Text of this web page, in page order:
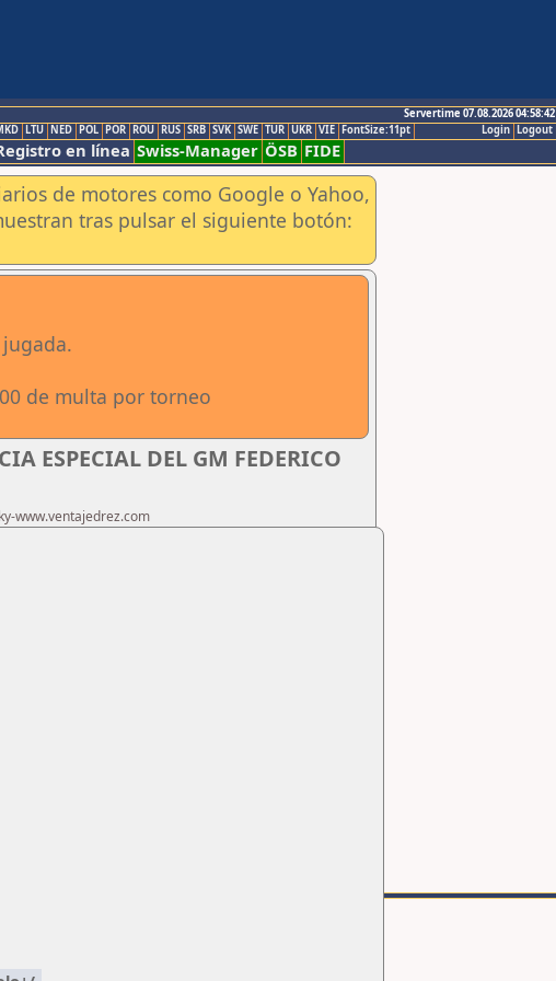
Servertime 07.08.2026 04:58:42
Logout
Login
LTU NED POL POR ROU RUS SRB SVK SWE TUR UKR VIE FontSize:11pt
en línea Swiss-Manager ÖSB FIDE
de motores como Google o Yahoo,
tras pulsar el siguiente botón:
de multa por torneo
ESPECIAL DEL GM FEDERICO
www.ventajedrez.com